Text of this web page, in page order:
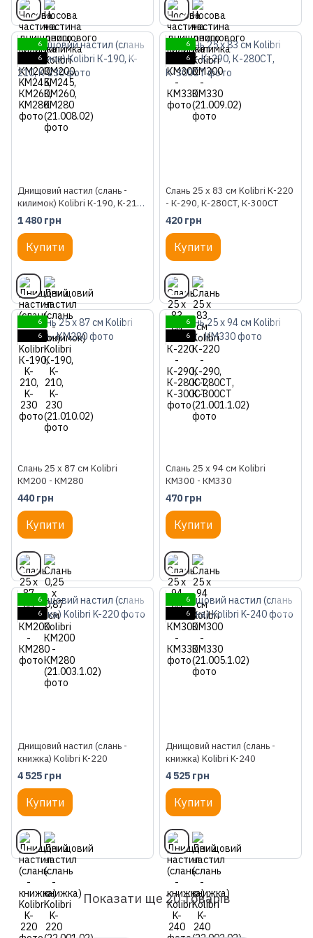
6
6
Днищовий настил (слань -
килимок) Kolibri К-190, K-210,
K-230
1 480 грн
Купити
6
6
Слань 25 х 83 см Kolibri К-220
- К-290, К-280СТ, К-300СТ
420 грн
Купити
6
6
Слань 25 х 87 см Kolibri
КМ200 - КМ280
440 грн
Купити
6
6
Слань 25 х 94 см Kolibri
КМ300 - КМ330
470 грн
Купити
6
6
Днищовий настил (слань -
книжка) Kolibri K-220
4 525 грн
Купити
6
6
Днищовий настил (слань -
книжка) Kolibri K-240
4 525 грн
Купити
Показати ще 20 товарів